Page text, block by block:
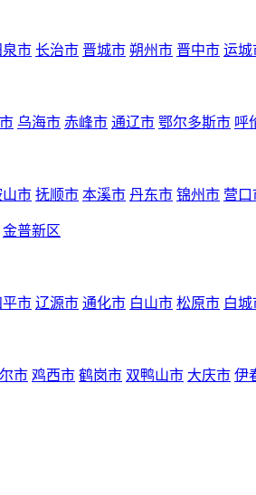
泉市 长治市 晋城市 朔州市 晋中市 运城
乌海市 赤峰市 通辽市 鄂尔多斯市 呼
山市 抚顺市 本溪市 丹东市 锦州市 营口
金普新区
平市 辽源市 通化市 白山市 松原市 白城
市 鸡西市 鹤岗市 双鸭山市 大庆市 伊